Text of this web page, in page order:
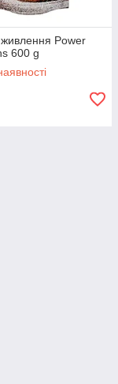
Power
600 g